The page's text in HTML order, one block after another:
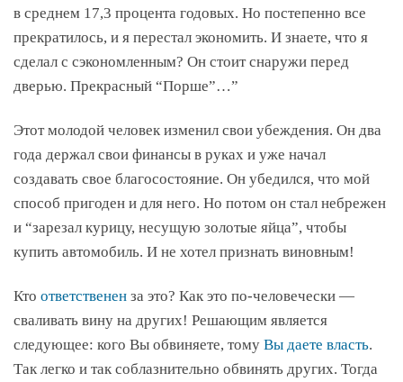
в среднем 17,3 процента годовых. Но постепенно все
прекратилось, и я перестал экономить. И знаете, что я
сделал с сэкономленным? Он стоит снаружи перед
дверью. Прекрасный “Порше”…”
Этот молодой человек изменил свои убеждения. Он два
года держал свои финансы в руках и уже начал
создавать свое благосостояние. Он убедился, что мой
способ пригоден и для него. Но потом он стал небрежен
и “зарезал курицу, несущую золотые яйца”, чтобы
купить автомобиль. И не хотел признать виновным!
Кто ответственен за это? Как это по-человечески —
сваливать вину на других! Решающим является
следующее: кого Вы обвиняете, тому Вы даете власть.
Так легко и так соблазнительно обвинять других. Тогда